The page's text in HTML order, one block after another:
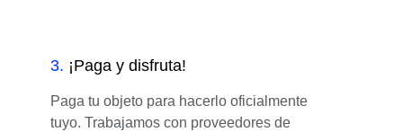
3. ¡Paga y disfruta!
Paga tu objeto para hacerlo oficialmente
tuyo. Trabajamos con proveedores de